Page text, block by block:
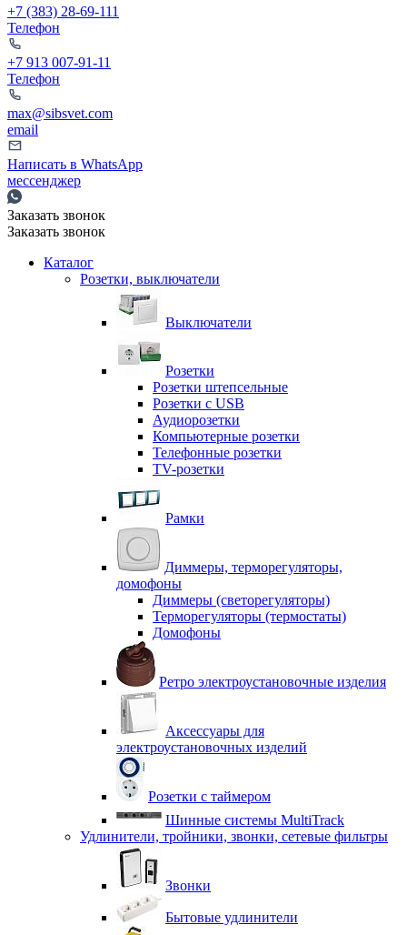
+7 (383) 28-69-111
Телефон
+7 913 007-91-11
Телефон
max@sibsvet.com
email
Написать в WhatsApp
мессенджер
Заказать звонок
Заказать звонок
Каталог
Розетки, выключатели
Выключатели
Розетки
Розетки штепсельные
Розетки с USB
Аудиорозетки
Компьютерные розетки
Телефонные розетки
TV-розетки
Рамки
Диммеры, терморегуляторы,
домофоны
Диммеры (светорегуляторы)
Терморегуляторы (термостаты)
Домофоны
Ретро электроустановочные изделия
Аксессуары для
электроустановочных изделий
Розетки с таймером
Шинные системы MultiTrack
Удлинители, тройники, звонки, сетевые фильтры
Звонки
Бытовые удлинители